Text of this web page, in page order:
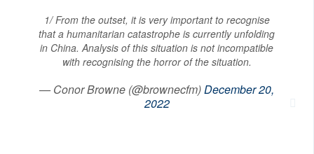
1/ From the outset, it is very important to recognise
that a humanitarian catastrophe is currently unfolding
in China. Analysis of this situation is not incompatible
with recognising the horror of the situation.
— Conor Browne (@brownecfm)December 20,
2022